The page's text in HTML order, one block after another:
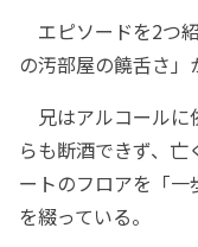
エピソードを2つ
の汚部屋の饒舌さ」
兄はアルコールに
らも断酒できず、
ートのフロアを「一
を綴っている。